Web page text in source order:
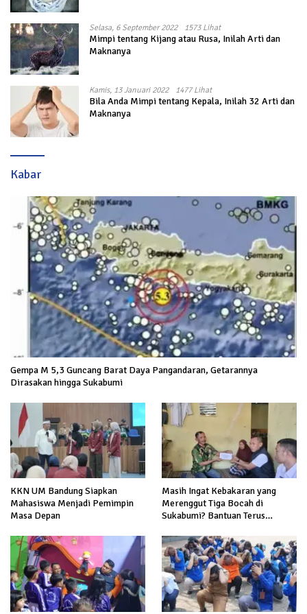
Selasa, 6 September 2022 1573 Lihat
Mimpi tentang Kijang atau Rusa, Inilah Arti dan
Maknanya
Kamis, 13 Januari 2022 1477 Lihat
Bila Anda Mimpi tentang Kepala, Inilah 32 Arti dan
Maknanya
Kabar
Gempa M 5,3 Guncang Barat Daya Pangandaran, Getarannya
Dirasakan hingga Sukabumi
KKN UM Bandung Siapkan
Mahasiswa Menjadi Pemimpin
Masa Depan
Masih Ingat Kebakaran yang
Merenggut Tiga Bocah di
Sukabumi? Bantuan Terus